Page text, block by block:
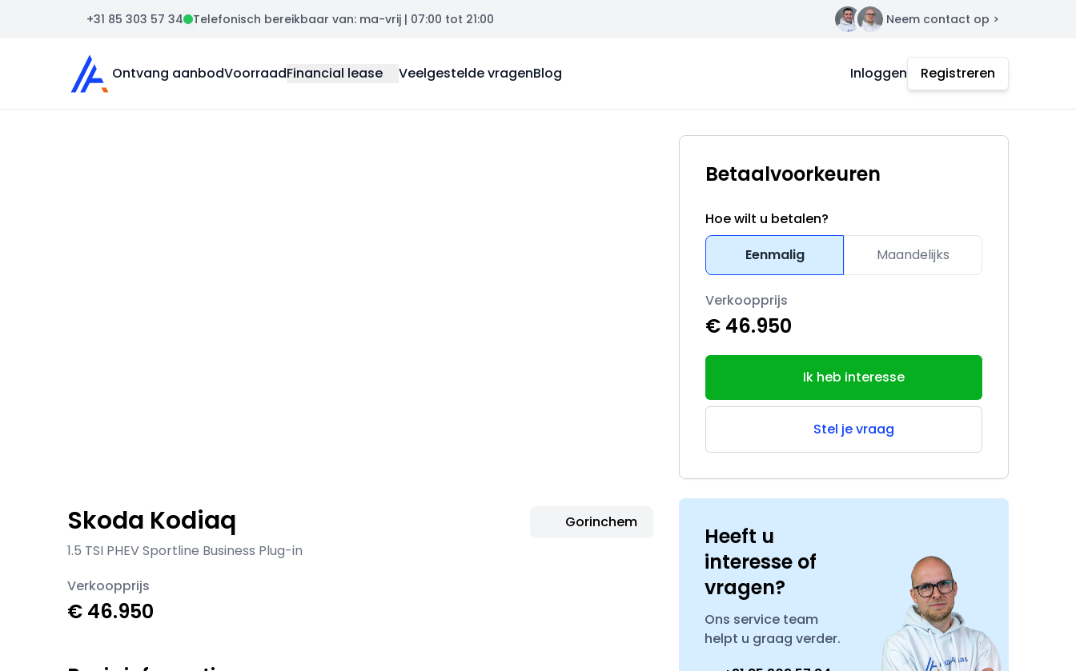
+31 85 303 57 34 Telefonisch bereikbaar van: ma-vrij | 07:00 tot 21:00 Contact Neem contact op >
Auto Atlas
Ontvang aanbodVoorraadFinancial lease Veelgestelde vragenBlog Inloggen Registreren
Skoda Kodiaq
1.5 TSI PHEV Sportline Business Plug-in
Gorinchem
Verkoopprijs
€ 46.950
Betaalvoorkeuren
Hoe wilt u betalen?
Eenmalig
Maandelijks
Verkoopprijs
€ 46.950
Ik heb interesse
Stel je vraag
Heeft u
interesse of
vragen?
Ons service team
helpt u graag verder.